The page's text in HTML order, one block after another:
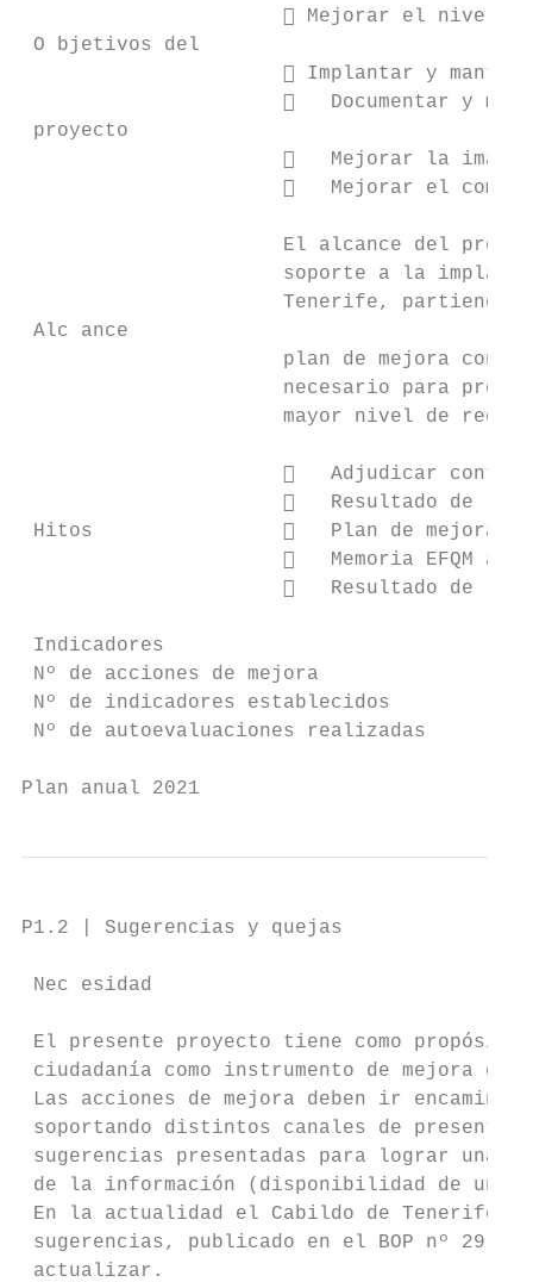
 Mejorar el nivel
O bjetivos del
 Implantar y
   Documentar y
proyecto
   Mejorar la
   Mejorar el
El alcance del
soporte a la
Tenerife, partiendo
Alc ance
plan de mejora con
necesario para
mayor nivel de
   Adjudicar
   Resultado de la
Hitos                   Plan de mejora
   Memoria EFQM
   Resultado de la
Indicadores
Nº de acciones de mejora
Nº de indicadores establecidos
Nº de autoevaluaciones realizadas
Plan anual 2021
P1.2 | Sugerencias y quejas
Nec esidad
El presente proyecto tiene como
ciudadanía como instrumento de mejora
Las acciones de mejora deben ir
soportando distintos canales de
sugerencias presentadas para lograr
de la información (disponibilidad de un
En la actualidad el Cabildo de Tenerife
sugerencias, publicado en el BOP nº 29,
actualizar.